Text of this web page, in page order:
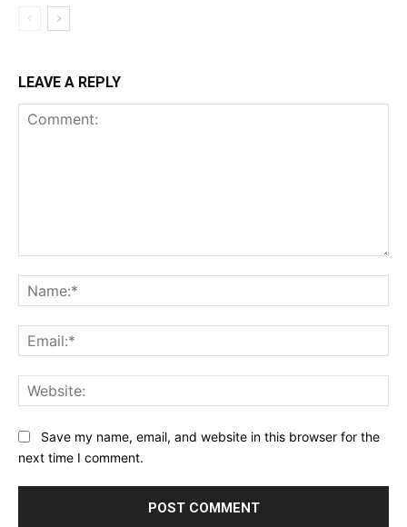
LEAVE A REPLY
Save my name, email, and website in this browser for the
next time I comment.